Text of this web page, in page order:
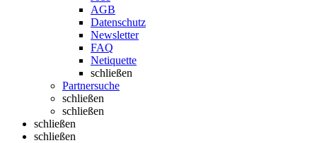
AGB
Datenschutz
Newsletter
FAQ
Netiquette
schließen
Partnersuche
schließen
schließen
schließen
schließen